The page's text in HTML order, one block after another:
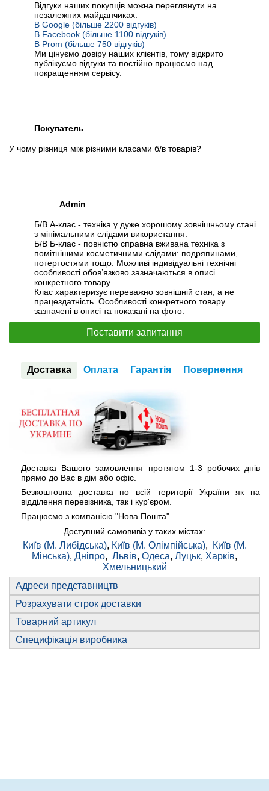
Відгуки наших покупців можна переглянути на
незалежних майданчиках:
В Google (більше 2200 відгуків)
В Facebook (більше 1100 відгуків)
В Prom (більше 750 відгуків)
Ми цінуємо довіру наших клієнтів, тому відкрито
публікуємо відгуки та постійно працюємо над
покращенням сервісу.
Покупатель
У чому різниця між різними класами б/в товарів?
Admin
Б/В А-клас - техніка у дуже хорошому зовнішньому стані
з мінімальними слідами використання.
Б/В Б-клас - повністю справна вживана техніка з
помітнішими косметичними слідами: подряпинами,
потертостями тощо. Можливі індивідуальні технічні
особливості обов’язково зазначаються в описі
конкретного товару.
Клас характеризує переважно зовнішній стан, а не
працездатність. Особливості конкретного товару
зазначені в описі та показані на фото.
Поставити запитання
Доставка Оплата Гарантія Повернення
Доставка Вашого замовлення протягом 1-3 робочих днів
прямо до Вас в дім або офіс.
Безкоштовна доставка по всій території України як на
відділення перевізника, так і кур'єром.
Працюємо з компанією "Нова Пошта".
Доступний самовивіз у таких містах:
Київ (М. Либідська), Київ (М. Олімпійська),
Київ (М.
Мінська), Дніпро, Львів, Одеса, Луцьк, Харків,
Хмельницький
Адреси представництв
Розрахувати строк доставки
Товарний артикул
Специфікація виробника